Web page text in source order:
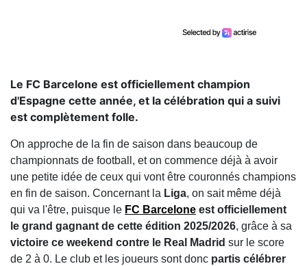
Le FC Barcelone est officiellement champion
d'Espagne cette année, et la célébration qui a suivi
est complètement folle.
On approche de la fin de saison dans beaucoup de
championnats de football, et on commence déjà à avoir
une petite idée de ceux qui vont être couronnés champions
en fin de saison. Concernant la Liga, on sait même déjà
qui va l'être, puisque le FC Barcelone est officiellement
le grand gagnant de cette édition 2025/2026, grâce à sa
victoire ce weekend contre le Real Madrid sur le score
de 2 à 0. Le club et les joueurs sont donc partis célébrer